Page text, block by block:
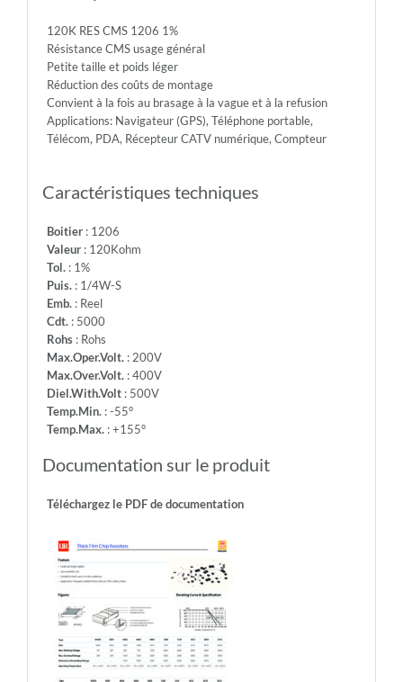
Temp.Min.:
-55°
-
Temp.Max.:
+155°
120K RES CMS 1206 1%
Résistance CMS usage général
Petite taille et poids léger
Réduction des coûts de montage
Convient à la fois au brasage à la vague et à la refusion
Applications: Navigateur (GPS), Téléphone portable,
Télécom, PDA, Récepteur CATV numérique, Compteur
Caractéristiques techniques
Boitier: 1206
Valeur: 120Kohm
Tol.: 1%
Puis.: 1/4W-S
Emb.: Reel
Cdt.: 5000
Rohs: Rohs
Max.Oper.Volt.: 200V
Max.Over.Volt.: 400V
Diel.With.Volt: 500V
Temp.Min.: -55°
Temp.Max.: +155°
Documentation sur le produit
Téléchargez le PDF de documentation